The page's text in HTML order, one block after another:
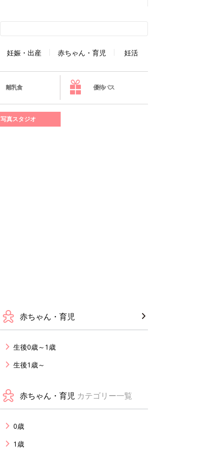
妊娠・出産 赤ちゃん・育児 妊活
離乳食 優待パス
写真スタジオ
赤ちゃん・育児
生後0歳～1歳
生後1歳～
赤ちゃん・育児 カテゴリー一覧
0歳
1歳